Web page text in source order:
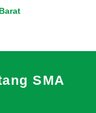
SMA